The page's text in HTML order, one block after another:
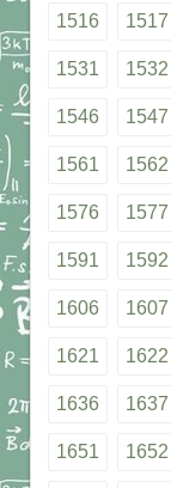
1516 1517
1531 1532
1546 1547
1561 1562
1576 1577
1591 1592
1606 1607
1621 1622
1636 1637
1651 1652